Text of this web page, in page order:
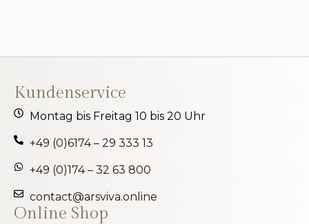
Kundenservice
Montag bis Freitag 10 bis 20 Uhr
+49 (0)6174 – 29 333 13
+49 (0)174 – 32 63 800
contact@arsviva.online
Online Shop